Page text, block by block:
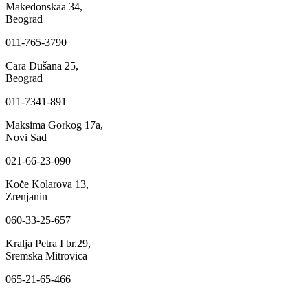
Makedonskaa 34,
Beograd
011-765-3790
Cara Dušana 25,
Beograd
011-7341-891
Maksima Gorkog 17a,
Novi Sad
021-66-23-090
Koče Kolarova 13,
Zrenjanin
060-33-25-657
Kralja Petra I br.29,
Sremska Mitrovica
065-21-65-466